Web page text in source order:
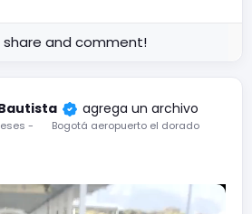
share and comment!
agrega un archivo
- Bogotá aeropuerto el dorado